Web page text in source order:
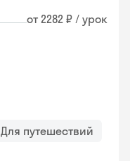
от 2282 ₽ / урок
Для путешествий